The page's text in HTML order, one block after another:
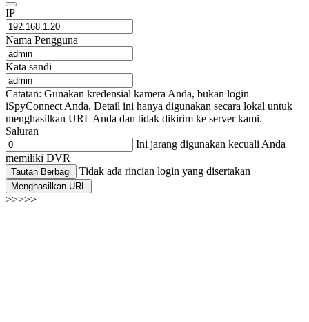
IP
Nama Pengguna
Kata sandi
Catatan: Gunakan kredensial kamera Anda, bukan login
iSpyConnect Anda. Detail ini hanya digunakan secara lokal untuk
menghasilkan URL Anda dan tidak dikirim ke server kami.
Saluran
Ini jarang digunakan kecuali Anda
memiliki DVR
Tautan Berbagi Tidak ada rincian login yang disertakan
Menghasilkan URL
>>>>>